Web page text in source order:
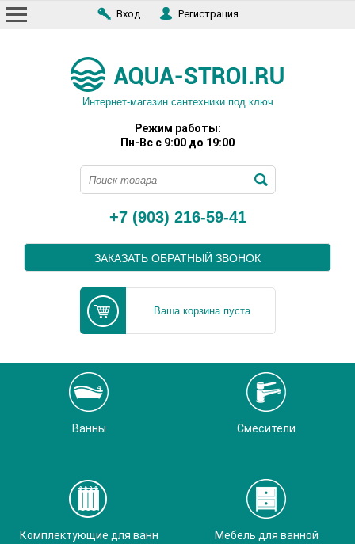
Вход Регистрация
Интернет-магазин сантехники под ключ
Режим работы:
Пн-Вс с 9:00 до 19:00
+7 (903) 216-59-41
ЗАКАЗАТЬ ОБРАТНЫЙ ЗВОНОК
Ваша корзина пуста
Ванны Смесители
Комплектующие для ванн Мебель для ванной